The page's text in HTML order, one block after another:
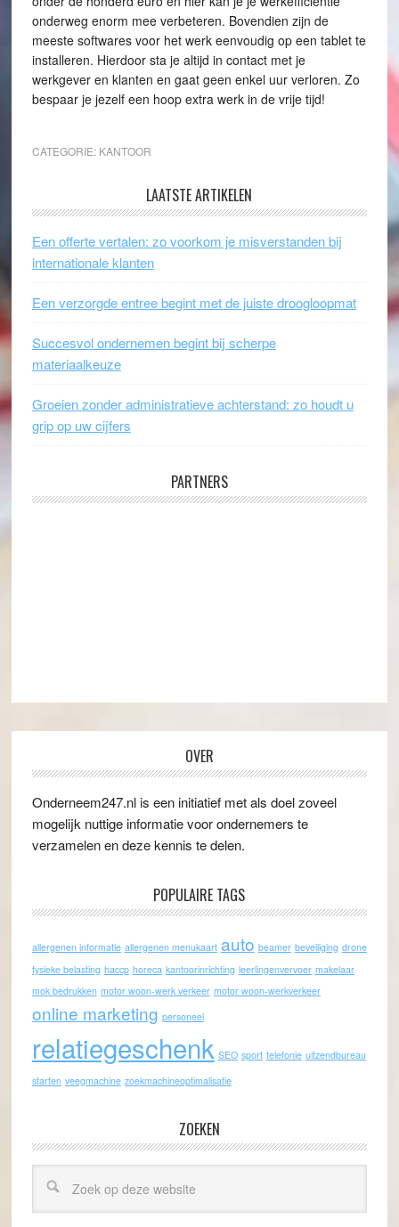
onderweg enorm mee verbeteren. Bovendien zijn de
meeste softwares voor het werk eenvoudig op een tablet te
installeren. Hierdoor sta je altijd in contact met je
werkgever en klanten en gaat geen enkel uur verloren. Zo
bespaar je jezelf een hoop extra werk in de vrije tijd!
CATEGORIE: KANTOOR
LAATSTE ARTIKELEN
Een offerte vertalen: zo voorkom je misverstanden bij
internationale klanten
Een verzorgde entree begint met de juiste droogloopmat
Succesvol ondernemen begint bij scherpe
materiaalkeuze
Groeien zonder administratieve achterstand: zo houdt u
grip op uw cijfers
PARTNERS
OVER
Onderneem247.nl is een initiatief met als doel zoveel
mogelijk nuttige informatie voor ondernemers te
verzamelen en deze kennis te delen.
POPULAIRE TAGS
allergenen informatie allergenen menukaart auto beamer beveiliging drone
fysieke belasting haccp horeca kantoorinrichting leerlingenvervoer makelaar
mok bedrukken motor woon-werk verkeer motor woon-werkverkeer
online marketing personeel
relatiegeschenk SEO sport telefonie uitzendbureau
starten veegmachine zoekmachineoptimalisatie
ZOEKEN